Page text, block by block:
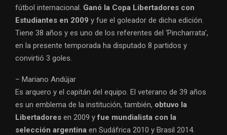
fútbol internacional. Ganó la Copa Libertadores con
Estudiantes en 2009 y fue el goleador de dicha edición.
Tiene 38 años y es uno de los referentes del ‘Pincharrata’,
en la presente temporada ha disputado 8 partidos y
convirtió 3 goles.
– Mariano Andújar
Es arquero y el capitán del equipo. El veterano de 39 años
es un emblema de la institución, también, obtuvo la
Libertadores en 2009 yfue mundialista con la
selección argentina en Sudáfrica 2010 y Brasil 2014.